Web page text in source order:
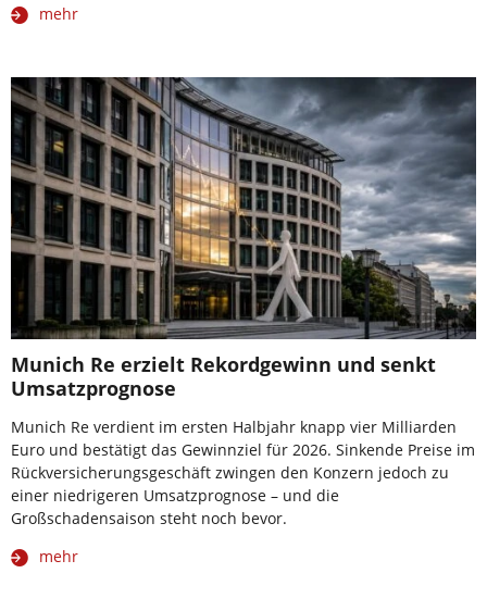
mehr
Munich Re erzielt Rekordgewinn und senkt
Umsatzprognose
Munich Re verdient im ersten Halbjahr knapp vier Milliarden
Euro und bestätigt das Gewinnziel für 2026. Sinkende Preise im
Rückversicherungsgeschäft zwingen den Konzern jedoch zu
einer niedrigeren Umsatzprognose – und die
Großschadensaison steht noch bevor.
mehr